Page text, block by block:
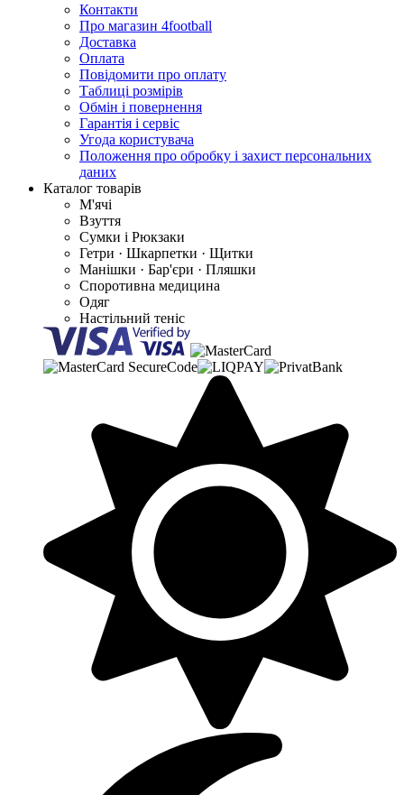
Контакти
Про магазин 4football
Доставка
Оплата
Повідомити про оплату
Таблиці розмірів
Обмін і повернення
Гарантія і сервіс
Угода користувача
Положення про обробку і захист персональних
даних
Каталог товарів
М'ячі
Взуття
Сумки і Рюкзаки
Гетри · Шкарпетки · Щитки
Манішки · Бар'єри · Пляшки
Споротивна медицина
Одяг
Настільний теніс